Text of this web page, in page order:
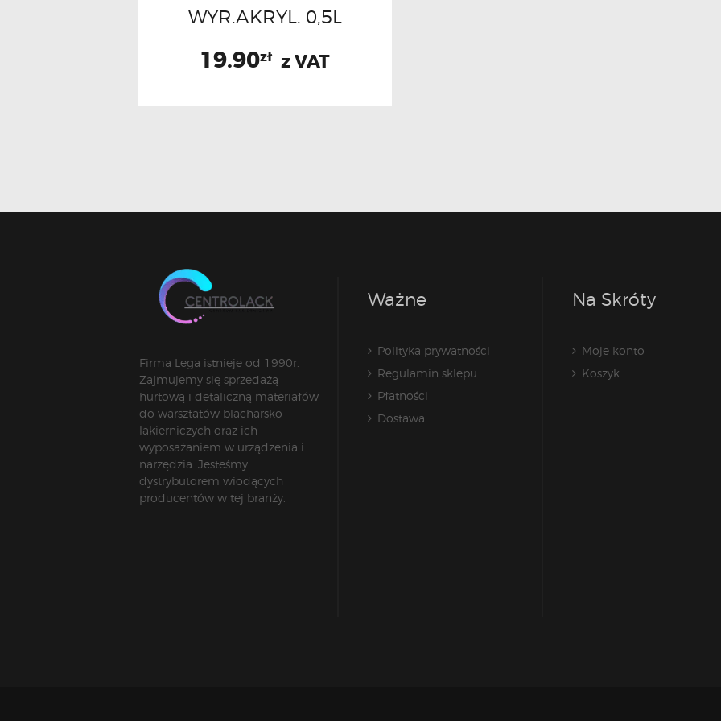
WYR.AKRYL. 0,5L
19.90zł z VAT
Firma Lega istnieje od 1990r.
Zajmujemy się sprzedażą
hurtową i detaliczną materiałów
do warsztatów blacharsko-
lakierniczych oraz ich
wyposażaniem w urządzenia i
narzędzia. Jesteśmy
dystrybutorem wiodących
producentów w tej branży.
Ważne
Polityka prywatności
Regulamin sklepu
Płatności
Dostawa
Na Skróty
Moje konto
Koszyk